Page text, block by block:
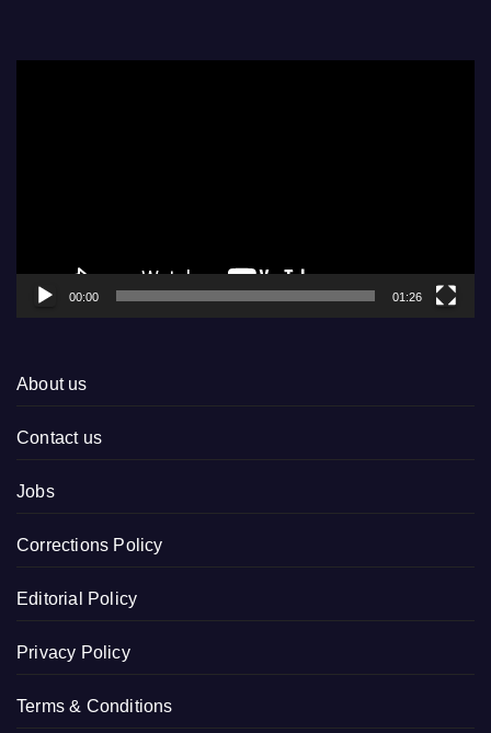
00:00 01:26
About us
Contact us
Jobs
Corrections Policy
Editorial Policy
Privacy Policy
Terms & Conditions